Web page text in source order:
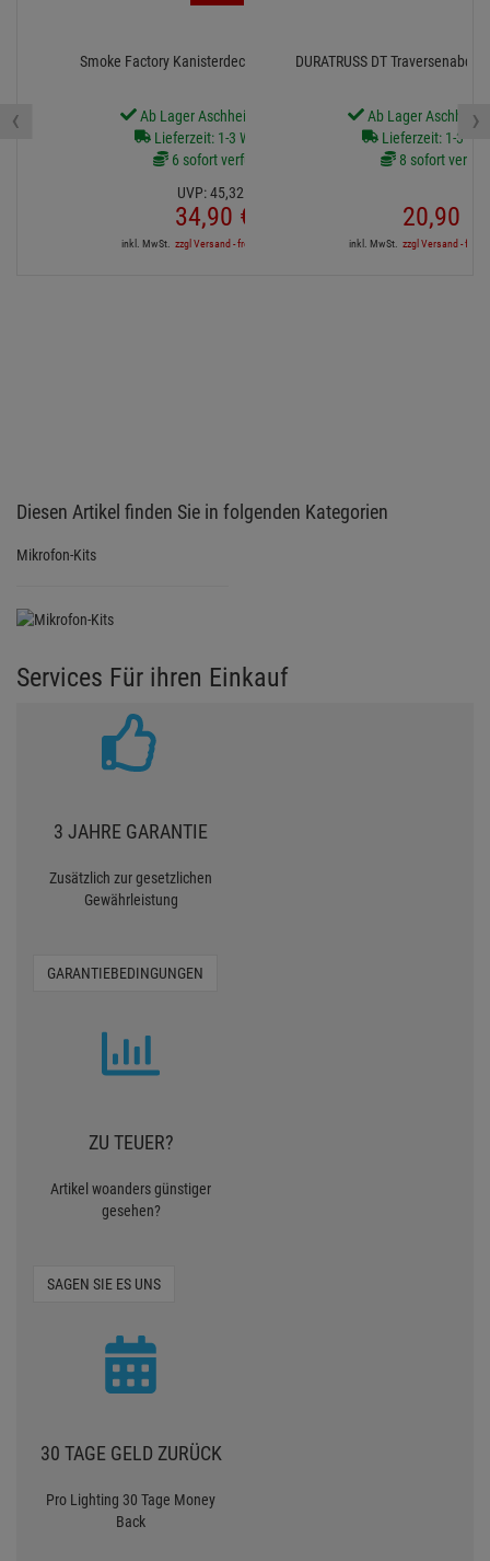
Smoke Factory Kanisterdeckel inkl. Stecktülle
Ab Lager Aschheim lieferbar
Lieferzeit: 1-3 Werktage
6 sofort verfügbar
UVP:45,32
34,90 €
inkl. MwSt. zzgl Versand - frei ab 90,-€ in DE
DURATRUSS DT
Ab Lager
Lieferzeit: 1-3
8 sofort
20,90
inkl. MwSt. zzgl Versand - frei
‹ ›
Diesen Artikel finden Sie in folgenden Kategorien
Mikrofon-Kits
Services Für ihren Einkauf
3 JAHRE GARANTIE
Zusätzlich zur gesetzlichen
Gewährleistung
GARANTIEBEDINGUNGEN
ZU TEUER?
Artikel woanders günstiger
gesehen?
SAGEN SIE ES UNS
30 TAGE GELD ZURÜCK
Pro Lighting 30 Tage Money
Back